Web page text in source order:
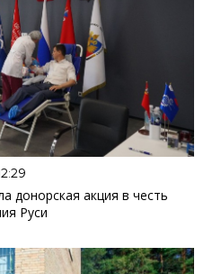
донорская акция в честь
Руси